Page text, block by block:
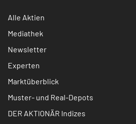
Alle Aktien
Mediathek
Newsletter
Experten
Marktüberblick
Muster- und Real-Depots
DER AKTIONÄR Indizes